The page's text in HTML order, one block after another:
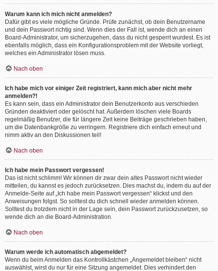
Warum kann ich mich nicht anmelden?
Dafür gibt es viele mögliche Gründe. Prüfe zunächst, ob dein Benutzername
und dein Passwort richtig sind. Wenn dies der Fall ist, wende dich an einen
Board-Administrator, um sicherzugehen, dass du nicht gesperrt wurdest. Es ist
ebenfalls möglich, dass ein Konfigurationsproblem mit der Website vorliegt,
welches ein Administrator lösen muss.
Nach oben
Ich habe mich vor einiger Zeit registriert, kann mich aber nicht mehr
anmelden?!
Es kann sein, dass ein Administrator dein Benutzerkonto aus verschieden
Gründen deaktiviert oder gelöscht hat. Außerdem löschen viele Boards
regelmäßig Benutzer, die für längere Zeit keine Beiträge geschrieben haben,
um die Datenbankgröße zu verringern. Registriere dich einfach erneut und
nimm aktiv an den Diskussionen teil!
Nach oben
Ich habe mein Passwort vergessen!
Das ist nicht schlimm! Wir können dir zwar dein altes Passwort nicht wieder
mitteilen, du kannst es jedoch zurücksetzen. Dies machst du, indem du auf der
Anmelde-Seite auf „Ich habe mein Passwort vergessen“ klickst und den
Anweisungen folgst. So solltest du dich schnell wieder anmelden können.
Solltest du trotzdem nicht in der Lage sein, dein Passwort zurückzusetzen, so
wende dich an die Board-Administration.
Nach oben
Warum werde ich automatisch abgemeldet?
Wenn du beim Anmelden das Kontrollkästchen „Angemeldet bleiben“ nicht
auswählst, wirst du nur für eine Sitzung angemeldet. Dies verhindert den